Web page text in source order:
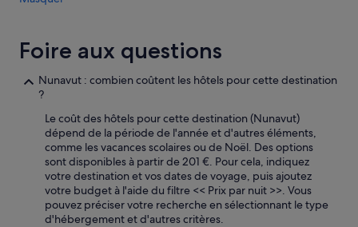
Foire aux questions
Nunavut : combien coûtent les hôtels pour cette destination
?
Le coût des hôtels pour cette destination (Nunavut)
dépend de la période de l'année et d'autres éléments,
comme les vacances scolaires ou de Noël. Des options
sont disponibles à partir de 201 €. Pour cela, indiquez
votre destination et vos dates de voyage, puis ajoutez
votre budget à l'aide du filtre << Prix par nuit >>. Vous
pouvez préciser votre recherche en sélectionnant le type
d'hébergement et d'autres critères.